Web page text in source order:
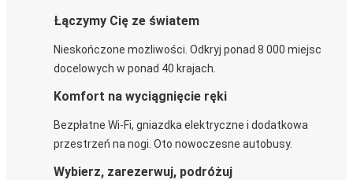
Łączymy Cię ze światem
Nieskończone możliwości. Odkryj ponad 8 000 miejsc
docelowych w ponad 40 krajach.
Komfort na wyciągnięcie ręki
Bezpłatne Wi-Fi, gniazdka elektryczne i dodatkowa
przestrzeń na nogi. Oto nowoczesne autobusy.
Wybierz, zarezerwuj, podróżuj